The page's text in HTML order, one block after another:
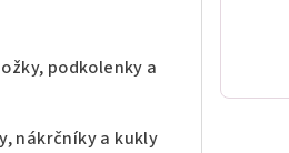
podkolenky a
nákrčníky a kukly